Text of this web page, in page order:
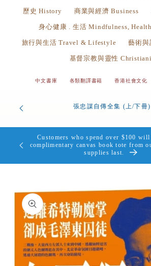
歷史 History 商業與經濟 Business
身心健康 . 生活 Mindfulness,
旅行與生活 Travel & Lifestyle 藝術
基督宗教與靈性
中文書庫 各類翻譯書籍 香港社會文化
Heart
張忠謀自傳全集 (上/下冊)
送完即
Customers who spend over $100 will
complimentary canvas book tote from
supplies last.
product
information